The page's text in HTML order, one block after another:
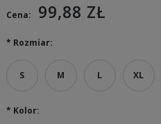
Cena: 99,88 ZŁ
* Rozmiar:
S M L XL
* Kolor: